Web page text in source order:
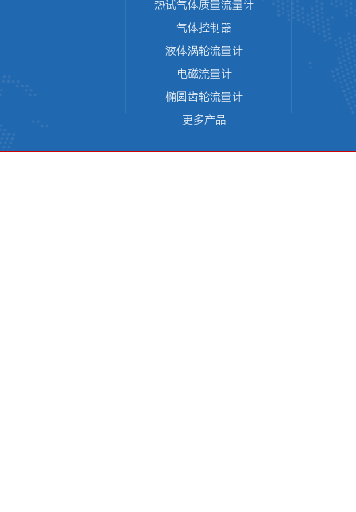
热试气体质量流量计
气体控制器
液体涡轮流量计
电磁流量计
椭圆齿轮流量计
更多产品